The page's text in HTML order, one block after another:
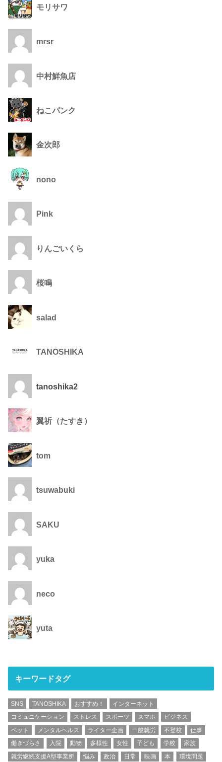
モリサワ
mrsr
中村鮮魚店
ねこパンク
金次郎
nono
Pink
りんごいくら
桜鳴
salad
TANOSHIKA
tanoshika2
翼祈（たすき）
tom
tsuwabuki
SAKU
yuka
neco
yuta
キーワードタグ
SNS TANOSHIKA おすすめ！
インターネット
コミュニケーション
ストレス スポーツ スマホ
ビジネス
ペット
メンタルヘルス ライター企画 一般就労 不登校
仕事
働きづらさ
入院 動物 多様性 女性 子ども 学校
家族
就労継続支援A型事業所
悩み 政治 日常 映画 本
環境問題